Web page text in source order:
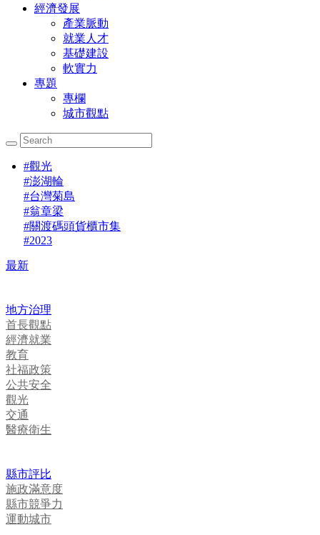
經濟發展
產業脈動
就業人才
基礎建設
軟實力
專題
專欄
城市觀點
#觀光
#澎湖輪
#台灣菊島
#翁章梁
#關渡碼頭貨櫃市集
#2023
最新
地方治理
首長觀點
經濟就業
教育
社福政策
公共安全
觀光
交通
醫療衛生
縣市評比
施政滿意度
縣市競爭力
運動城市